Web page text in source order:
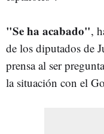
"Se ha acabado",
de los diputados de
prensa al ser
la situación con el